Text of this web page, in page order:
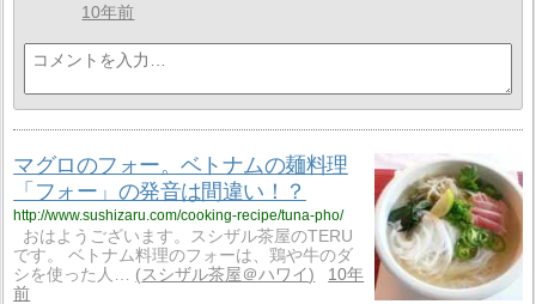
10年前
マグロのフォー。ベトナムの麺料理
「フォー」の発音は間違い！？
http://www.sushizaru.com/cooking-recipe/tuna-pho/
おはようございます。スシザル茶屋のTERU
です。 ベトナム料理のフォーは、鶏や牛のダ
シを使った人…
スシザル茶屋＠ハワイ
10年
前